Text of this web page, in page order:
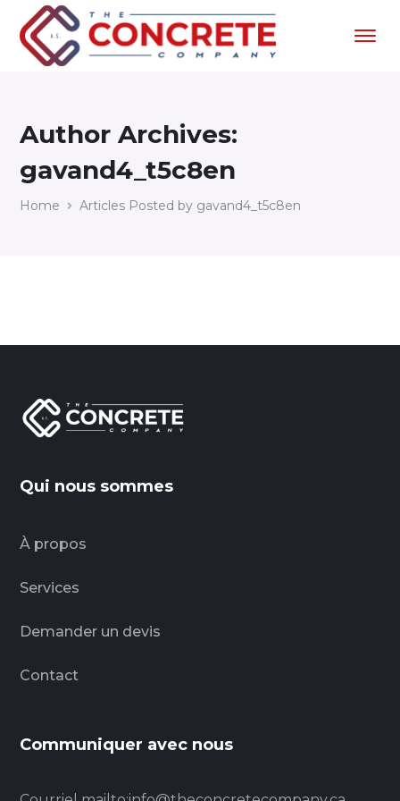
Author Archives:
gavand4_t5c8en
Home Articles Posted by gavand4_t5c8en
Qui nous sommes
À propos
Services
Demander un devis
Contact
Communiquer avec nous